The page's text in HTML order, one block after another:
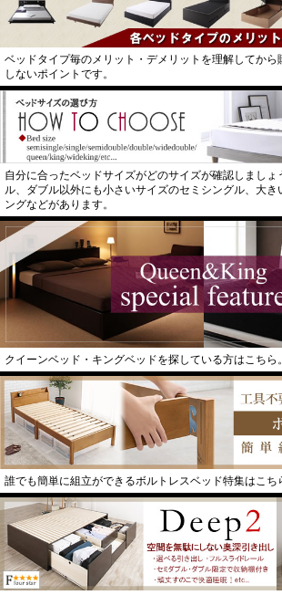
ベッドタイプ毎のメリット・デメリットを理解してか
しないポイントです。
自分に合ったベッドサイズがどのサイズが確認しまし
ル、ダブル以外にも小さいサイズのセミシングル、大き
ングなどがあります。
クイーンベッド・キングベッドを探している方はこちら。
誰でも簡単に組立ができるボルトレスベッド特集はこち